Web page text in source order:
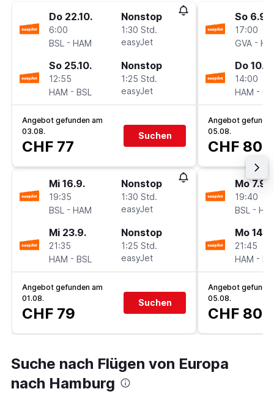
Do 22.10.
6:00
BSL - HAM
Nonstop
1:30 Std.
easyJet
So 25.10.
12:55
HAM - BSL
Nonstop
1:25 Std.
easyJet
Angebot gefunden am
03.08.
CHF 77
Suchen
Mi 16.9.
19:35
BSL - HAM
Nonstop
1:30 Std.
easyJet
Mi 23.9.
21:35
HAM - BSL
Nonstop
1:25 Std.
easyJet
Angebot gefunden am
01.08.
CHF 79
Suchen
So 6.9.
17:00
GVA -
Do 10.9.
14:00
HAM -
Angebot
05.08.
CHF 80
Mo 7.9.
19:40
BSL -
Mo 14.9.
21:45
HAM -
Angebot
05.08.
CHF 80
Suche nach Flügen von Europa
nach Hamburg